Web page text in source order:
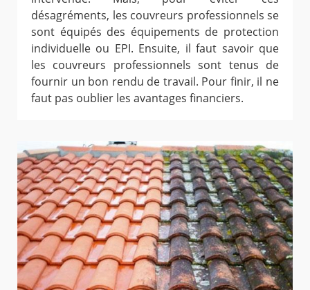
désagréments, les couvreurs professionnels se
sont équipés des équipements de protection
individuelle ou EPI. Ensuite, il faut savoir que
les couvreurs professionnels sont tenus de
fournir un bon rendu de travail. Pour finir, il ne
faut pas oublier les avantages financiers.